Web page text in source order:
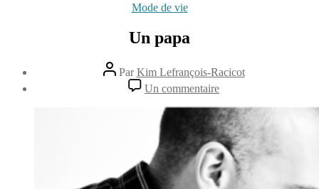
Catégories
Mode de vie
Un papa
Auteur
de
l’article
ParKim Lefrançois-Racicot
Un commentaire
Un
papa